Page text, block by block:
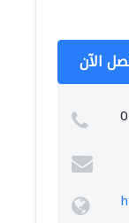
الآن